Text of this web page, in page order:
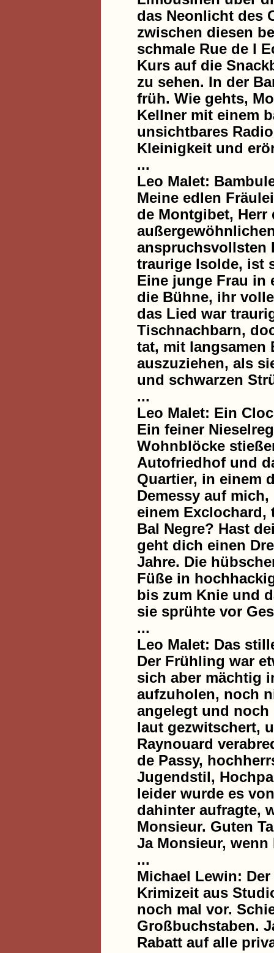
das Neonlicht des
zwischen diesen
schmale Rue de l
Kurs auf die
zu sehen. In der
früh. Wie gehts,
Kellner mit einem
unsichtbares
Kleinigkeit und
...
Leo Malet:
Meine edlen
de Montgibet, Herr
anspruchsvollsten
traurige Isolde, ist
Eine junge Frau in
die Bühne, ihr
das Lied war
Tischnachbarn,
tat, mit langsamen
auszuziehen, als
und schwarzen
...
Leo Malet: Ein
Ein feiner
Wohnblöcke
Autofriedhof und
Quartier, in einem
Demessy auf
einem
Bal Negre? Hast
geht dich einen
Jahre. Die
Füße in
bis zum Knie und
sie sprühte vor
...
Leo Malet: Das
Der Frühling war
sich aber mächtig
aufzuholen, noch
angelegt und
laut gezwitschert,
Raynouard
de Passy,
Jugendstil,
leider wurde es
dahinter aufragte,
Monsieur. Guten
Ja Monsieur,
...
Michael Lewin:
Krimizeit aus
noch mal vor.
Großbuchstaben.
Rabatt auf alle